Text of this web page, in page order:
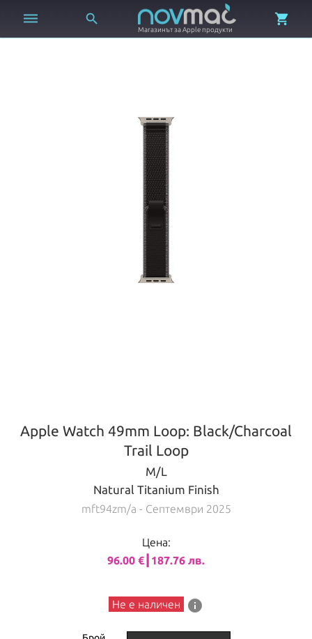
 
Магазинът за Apple продукти

Apple Watch 49mm Loop: Black/Charcoal
Trail Loop
M/L
Natural Titanium Finish
mft94zm/a - Септември 2025
Цена:
96.00 €┃187.76 лв.
Не е наличен info